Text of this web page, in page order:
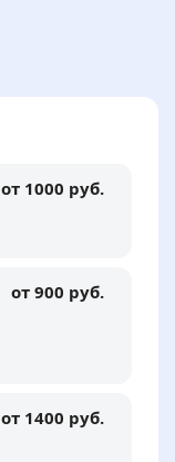
от 1000 руб.
от 900 руб.
от 1400 руб.